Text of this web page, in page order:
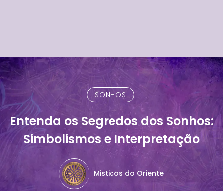
SONHOS
Entenda os Segredos dos Sonhos:
Simbolismos e Interpretação
Misticos do Oriente